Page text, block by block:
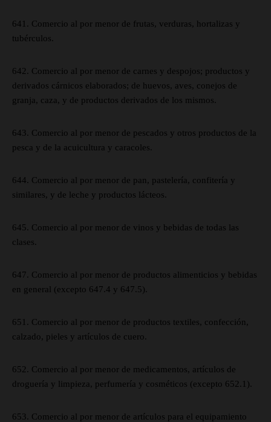
641. Comercio al por menor de frutas, verduras, hortalizas y
tubérculos.
642. Comercio al por menor de carnes y despojos; productos y
derivados cárnicos elaborados; de huevos, aves, conejos de
granja, caza, y de productos derivados de los mismos.
643. Comercio al por menor de pescados y otros productos de la
pesca y de la acuicultura y caracoles.
644. Comercio al por menor de pan, pastelería, confitería y
similares, y de leche y productos lácteos.
645. Comercio al por menor de vinos y bebidas de todas las
clases.
647. Comercio al por menor de productos alimenticios y bebidas
en general (excepto 647.4 y 647.5).
651. Comercio al por menor de productos textiles, confección,
calzado, pieles y artículos de cuero.
652. Comercio al por menor de medicamentos, artículos de
droguería y limpieza, perfumería y cosméticos (excepto 652.1).
653. Comercio al por menor de artículos para el equipamiento